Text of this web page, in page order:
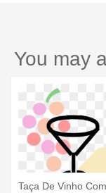
You may
Taça De Vinho